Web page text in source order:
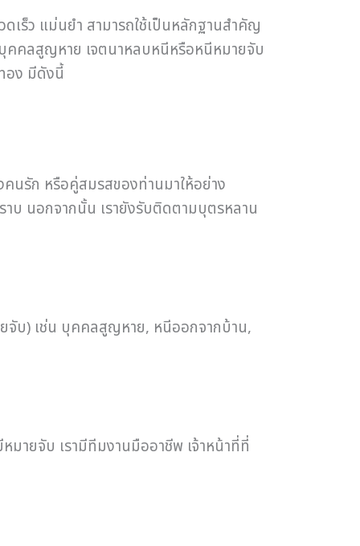
ร็ว แม่นยำ สามารถใช้เป็นหลักฐานสำคัญ
คคลสูญหาย เจตนาหลบหนีหรือหนีหมายจับ
อง มีดังนี้
นรัก หรือคู่สมรสของท่านมาให้อย่าง
บ นอกจากนั้น เรายังรับติดตามบุตรหลาน
จับ) เช่น บุคคลสูญหาย, หนีออกจากบ้าน,
ยจับ เรามีทีมงานมืออาชีพ เจ้าหน้าที่ที่